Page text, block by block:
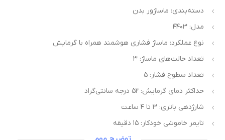
دسته‌بندی: ماساژور بدن
مدل: ۴۴۰۳
نوع عملکرد: ماساژ فشاری هوشمند همراه با گرمایش
تعداد حالت‌های ماساژ: ۳
تعداد سطوح فشار: ۵
حداکثر دمای گرمایش: ۵۲ درجه سانتی‌گراد
شارژدهی باتری: ۳ تا ۴ ساعت
تایمر خاموشی خودکار: ۱۵ دقیقه